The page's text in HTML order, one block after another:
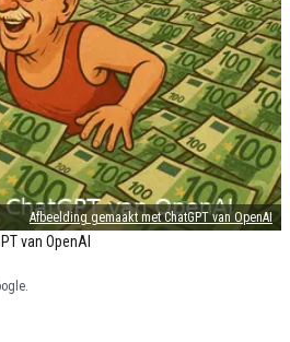
Afbeelding gemaakt met ChatGPT van OpenAI
van OpenAI